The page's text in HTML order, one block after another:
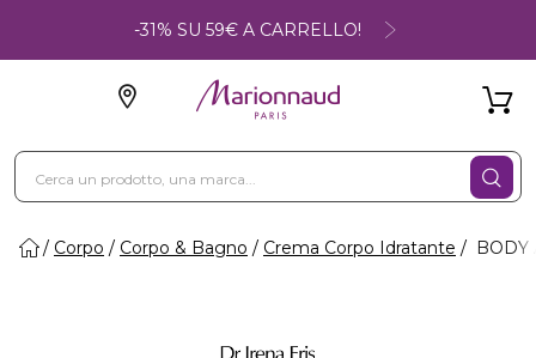
-31% SU 59€ A CARRELLO!
Corpo Corpo & Bagno Crema Corpo Idratante BODY